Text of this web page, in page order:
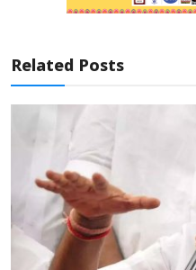
Related Posts